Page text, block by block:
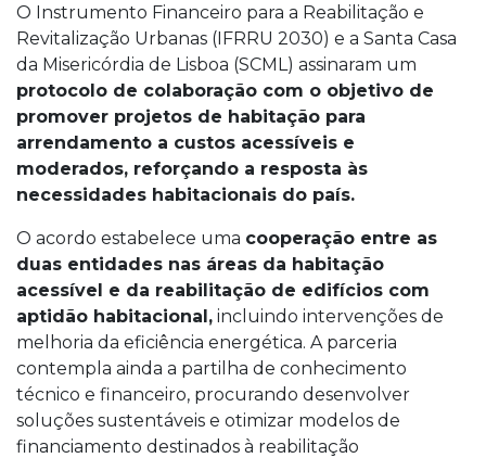
O Instrumento Financeiro para a Reabilitação e
Revitalização Urbanas (IFRRU 2030) e a Santa Casa
da Misericórdia de Lisboa (SCML) assinaram um
protocolo de colaboração com o objetivo de
promover projetos de habitação para
arrendamento a custos acessíveis e
moderados, reforçando a resposta às
necessidades habitacionais do país.
O acordo estabelece uma cooperação entre as
duas entidades nas áreas da habitação
acessível e da reabilitação de edifícios com
aptidão habitacional, incluindo intervenções de
melhoria da eficiência energética. A parceria
contempla ainda a partilha de conhecimento
técnico e financeiro, procurando desenvolver
soluções sustentáveis e otimizar modelos de
financiamento destinados à reabilitação